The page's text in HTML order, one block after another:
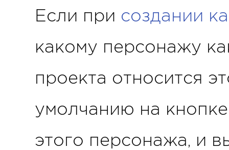
Если при создании
какому персонажу
проекта относится
умолчанию на
этого персонажа, и